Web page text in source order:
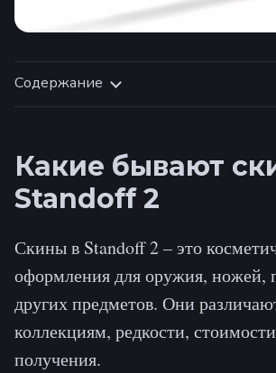
Содержание
Какие бывают
Standoff 2
Скины в Standoff 2 – это
оформления для оружия, ножей,
других предметов. Они
коллекциям, редкости,
получения.